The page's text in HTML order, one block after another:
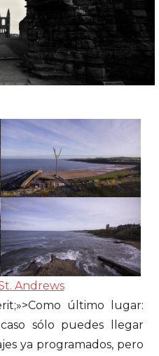
Andrews
último lugar:
sólo puedes llegar
ya programados, pero